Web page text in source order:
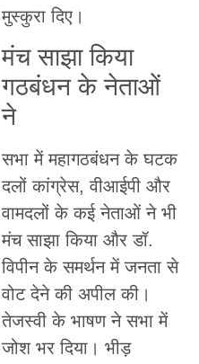
मुस्कुरा दिए।
मंच साझा किया
गठबंधन के नेताओं
ने
सभा में महागठबंधन के घटक
दलों कांग्रेस, वीआईपी और
वामदलों के कई नेताओं ने भी
मंच साझा किया और डॉ.
विपीन के समर्थन में जनता से
वोट देने की अपील की।
तेजस्वी के भाषण ने सभा में
जोश भर दिया। भीड़